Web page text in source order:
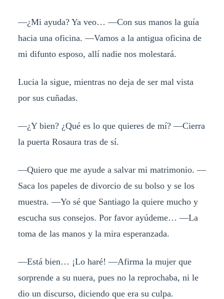
—¿Mi ayuda? Ya veo… —Con sus manos la guía
hacia una oficina. —Vamos a la antigua oficina de
mi difunto esposo, allí nadie nos molestará.
Lucia la sigue, mientras no deja de ser mal vista
por sus cuñadas.
—¿Y bien? ¿Qué es lo que quieres de mí? —Cierra
la puerta Rosaura tras de sí.
—Quiero que me ayude a salvar mi matrimonio. —
Saca los papeles de divorcio de su bolso y se los
muestra. —Yo sé que Santiago la quiere mucho y
escucha sus consejos. Por favor ayúdeme… —La
toma de las manos y la mira esperanzada.
—Está bien… ¡Lo haré! —Afirma la mujer que
sorprende a su nuera, pues no la reprochaba, ni le
dio un discurso, diciendo que era su culpa.